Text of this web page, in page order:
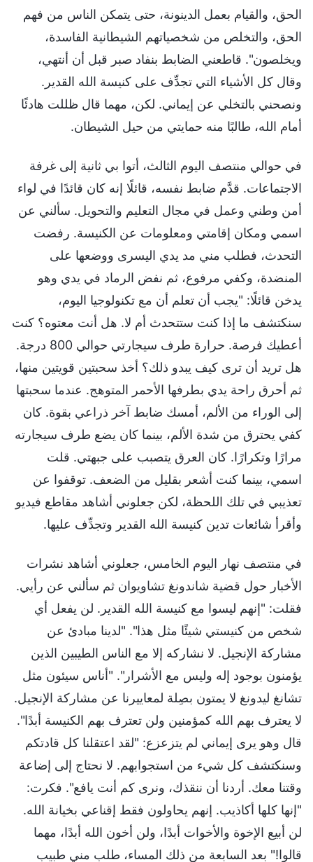
الحق، والقيام بعمل الدينونة، حتى يتمكن الناس من فهم
الحق، والتخلص من شخصياتهم الشيطانية الفاسدة،
ويخلصون". قاطعني الضابط بنفاد صبر قبل أن أنتهي،
وقال كل الأشياء التي تجدِّف على كنيسة الله القدير.
ونصحني بالتخلي عن إيماني. لكن، مهما قال ظللت هادئًا
أمام الله، طالبًا منه حمايتي من حيل الشيطان.
في حوالي منتصف اليوم الثالث، أتوا بي ثانية إلى غرفة
الاجتماعات. قدَّم ضابط نفسه، قائلًا إنه كان قائدًا في لواء
أمن وطني وعمل في مجال التعليم والتحويل. سألني عن
اسمي ومكان إقامتي ومعلومات عن الكنيسة. رفضت
التحدث، فطلب مني مد يدي اليسرى ووضعها على
المنضدة، وكفي مرفوع، ثم نفض الرماد في يدي وهو
يدخن قائلًا: "يجب أن تعلم أن مع تكنولوجيا اليوم،
سنكتشف ما إذا كنت ستتحدث أم لا. هل أنت معتوه؟ كنت
أعطيك فرصة. حرارة طرف سيجارتي حوالي 800 درجة.
هل تريد أن ترى كيف يبدو ذلك؟ أخذ سحبتين قويتين منها،
ثم أحرق راحة يدي بطرفها الأحمر المتوهج. عندما سحبتها
إلى الوراء من الألم، أمسك ضابط آخر ذراعي بقوة. كان
كفي يحترق من شدة الألم، بينما كان يضع طرف سيجارته
مرارًا وتكرارًا. كان العرق يتصبب على جبهتي. قلت
اسمي، بينما كنت أشعر بقليل من الضعف. توقفوا عن
تعذيبي في تلك اللحظة، لكن جعلوني أشاهد مقاطع فيديو
وأقرأ شائعات تدين كنيسة الله القدير وتجدِّف عليها.
في منتصف نهار اليوم الخامس، جعلوني أشاهد نشرات
الأخبار حول قضية شاندونغ تشاويوان ثم سألني عن رأيي.
فقلت: "إنهم ليسوا مع كنيسة الله القدير. لن يفعل أي
شخص من كنيستي شيئًا مثل هذا". "لدينا مبادئ عن
مشاركة الإنجيل. لا نشاركه إلا مع الناس الطيبين الذين
يؤمنون بوجود إله وليس مع الأشرار". "أناس سيئون مثل
تشانغ ليدونغ لا يمتون بصِلة لمعاييرنا عن مشاركة الإنجيل.
لا يعترف بهم الله كمؤمنين ولن تعترف بهم الكنيسة أبدًا".
قال وهو يرى إيماني لم يتزعزع: "لقد اعتقلنا كل قادتكم
وسنكتشف كل شيء من استجوابهم. لا نحتاج إلى إضاعة
وقتنا معك. أردنا أن ننقذك، ونرى كم أنت يافع". فكرت:
"إنها كلها أكاذيب. إنهم يحاولون فقط إقناعي بخيانة الله.
لن أبيع الإخوة والأخوات أبدًا، ولن أخون الله أبدًا، مهما
قالوا!" بعد السابعة من ذلك المساء، طلب مني طبيب